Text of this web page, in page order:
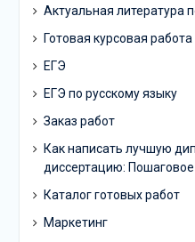
Актуальная литература
Готовая курсовая работа
ЕГЭ
ЕГЭ по русскому языку
Заказ работ
Как написать лучшую
диссертацию:
Каталог готовых работ
Маркетинг